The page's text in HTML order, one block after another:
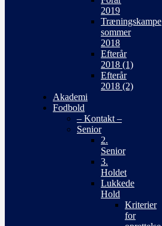
2019
Træningskampe
sommer
2018
Efterår
2018 (1)
Efterår
2018 (2)
Akademi
Fodbold
– Kontakt –
Senior
2.
Senior
3.
Holdet
Lukkede
Hold
Kriterier
for